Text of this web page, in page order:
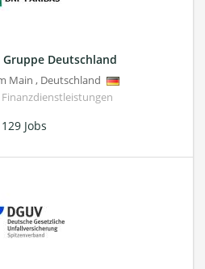
Gruppe Deutschland
Main , Deutschland
129 Jobs